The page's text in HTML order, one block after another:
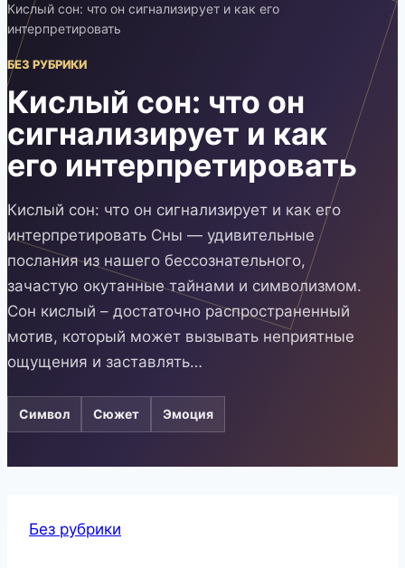
Кислый сон: что он сигнализирует и как его
интерпретировать
БЕЗ РУБРИКИ
Кислый сон: что он
сигнализирует и как
его интерпретировать
Кислый сон: что он сигнализирует и как его
интерпретировать Сны — удивительные
послания из нашего бессознательного,
зачастую окутанные тайнами и символизмом.
Сон кислый – достаточно распространенный
мотив, который может вызывать неприятные
ощущения и заставлять…
Символ Сюжет Эмоция
Без рубрики